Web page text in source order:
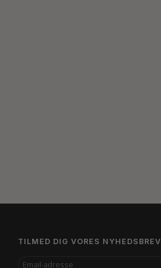
TILMED DIG VORES NYHEDSBREV
EMAIL-